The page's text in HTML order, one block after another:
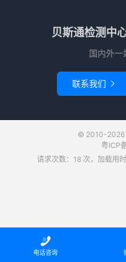
贝斯通检测中
国内外一
联系我们 
© 2010-2026
粤ICP
请求次数：18 次，加载用

电话咨询